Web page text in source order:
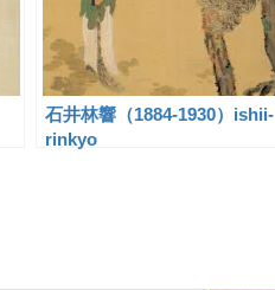
石井林響（1884-1930）ishii-
rinkyo